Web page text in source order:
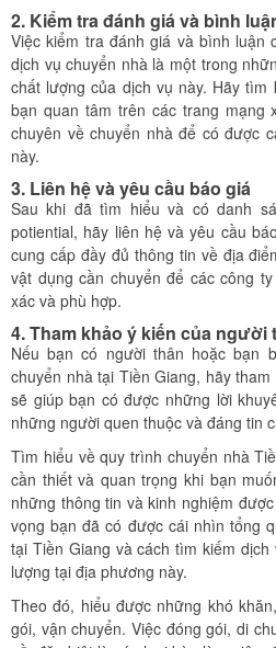
2. Kiểm tra đánh giá và bình
Việc kiểm tra đánh giá và bình luận
dịch vụ chuyển nhà là một trong
chất lượng của dịch vụ này. Hãy
bạn quan tâm trên các trang mạng
chuyên về chuyển nhà để có được
này.
3. Liên hệ và yêu cầu báo giá
Sau khi đã tìm hiểu và có danh
potiential, hãy liên hệ và yêu cầu
cung cấp đầy đủ thông tin về địa
vật dụng cần chuyển để các công
xác và phù hợp.
4. Tham khảo ý kiến của người
Nếu bạn có người thân hoặc bạn
chuyển nhà tại Tiền Giang, hãy
sẽ giúp bạn có được những lời
những người quen thuộc và đáng tin
Tìm hiểu về quy trình chuyển nhà
cần thiết và quan trọng khi bạn
những thông tin và kinh nghiệm
vọng bạn đã có được cái nhìn tổng
tại Tiền Giang và cách tìm kiếm
lượng tại địa phương này.
Theo đó, hiểu được những khó
gói, vận chuyển. Việc đóng gói, di